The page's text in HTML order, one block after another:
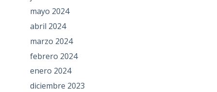
mayo 2024
abril 2024
marzo 2024
febrero 2024
enero 2024
diciembre 2023